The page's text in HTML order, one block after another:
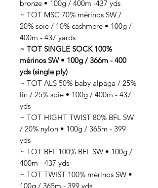
bronze • 100g / 400m -437 yds
~ TOT MSC 70% mérinos SW /
20% soie / 10% cashmere • 100g /
400m - 437 yards
~ TOT SINGLE SOCK 100%
mérinos SW • 100g / 366m - 400
yds (single ply)
~ TOT ALS 50% baby alpaga / 25%
lin / 25% soie • 100g / 400m - 437
yds
~ TOT HIGHT TWIST 80% BFL SW
/ 20% nylon • 100g / 365m - 399
yds
~ TOT BFL 100% BFL SW • 100g /
400m - 437 yds
~ TOT TWIST 100% mérinos SW •
100g / 365m - 399 yds